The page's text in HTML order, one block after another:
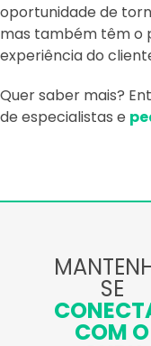
oportunidade de
mas também têm o
experiência do
Quer saber mais?
de especialistas e
SE
COM O